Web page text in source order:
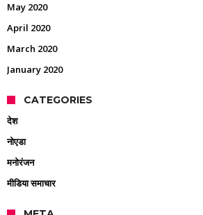
May 2020
April 2020
March 2020
January 2020
CATEGORIES
देश
नोएडा
मनोरंजन
मीडिया समाचार